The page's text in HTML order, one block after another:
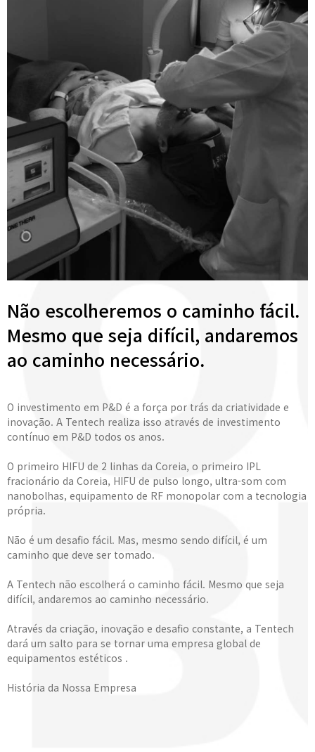
Não escolheremos o caminho fácil.
Mesmo que seja difícil, andaremos
ao caminho necessário.
O investimento em P&D é a força por trás da criatividade e
inovação. A Tentech realiza isso através de investimento
contínuo em P&D todos os anos.
O primeiro HIFU de 2 linhas da Coreia, o primeiro IPL
fracionário da Coreia, HIFU de pulso longo, ultra-som com
nanobolhas, equipamento de RF monopolar com a tecnologia
própria.
Não é um desafio fácil. Mas, mesmo sendo difícil, é um
caminho que deve ser tomado.
A Tentech não escolherá o caminho fácil. Mesmo que seja
difícil, andaremos ao caminho necessário.
Através da criação, inovação e desafio constante, a Tentech
dará um salto para se tornar uma empresa global de
equipamentos estéticos .
História da Nossa Empresa